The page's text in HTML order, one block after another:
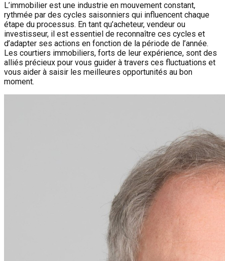
L’immobilier est une industrie en mouvement constant,
rythmée par des cycles saisonniers qui influencent chaque
étape du processus. En tant qu’acheteur, vendeur ou
investisseur, il est essentiel de reconnaître ces cycles et
d’adapter ses actions en fonction de la période de l’année.
Les courtiers immobiliers, forts de leur expérience, sont des
alliés précieux pour vous guider à travers ces fluctuations et
vous aider à saisir les meilleures opportunités au bon
moment.